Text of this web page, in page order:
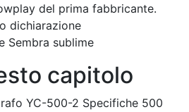
del prima fabbricante.
dichiarazione
Sembra sublime
capitolo
YC-500-2 Specifiche 500